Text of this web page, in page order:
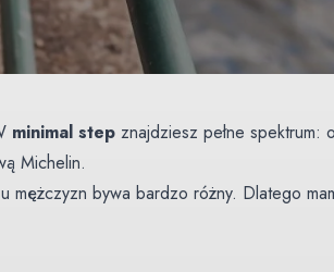
minimal step znajdziesz pełne spektrum:
Michelin.
mężczyzn bywa bardzo różny. Dlatego
marek takich jak Groundies, Be Lenka,